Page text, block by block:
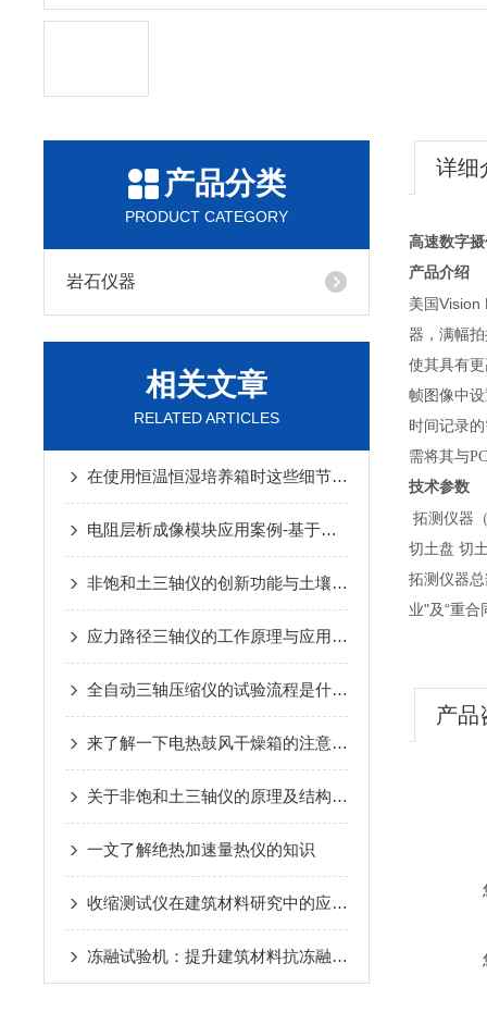
产品分类
PRODUCT CATEGORY
岩石仪器
相关文章
RELATED ARTICLES
在使用恒温恒湿培养箱时这些细节要注意了
电阻层析成像模块应用案例-基于生成对抗网络的地铁盾构超前探测方法研究
非饱和土三轴仪的创新功能与土壤力学参数的精确测定
应力路径三轴仪的工作原理与应用：深入了解土壤与岩石力学
全自动三轴压缩仪的试验流程是什么？
来了解一下电热鼓风干燥箱的注意事项是什么
关于非饱和土三轴仪的原理及结构分析
一文了解绝热加速量热仪的知识
收缩测试仪在建筑材料研究中的应用与发展趋势
冻融试验机：提升建筑材料抗冻融性能的关键设备
详细
高速数字
产品介绍
美国Vision
器，满幅
使其具有
帧图像中
时间记录
需将其与
技术参数
拓测仪器
切土盘 切
拓测仪器
业"及“重
产品